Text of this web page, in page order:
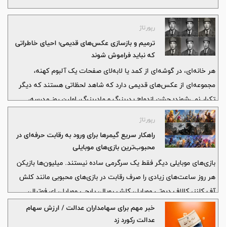
رپورتاژ
ترمیم و بازسازی عکس‌های قدیمی؛ احیای خاطراتی
که نباید فراموش شوند
هر خانه‌ای، در گوشه‌ای از کمد یا لابه‌لای صفحات یک آلبوم کهنه،
مجموعه‌ای از عکس‌های قدیمی دارد که شاهد لحظاتی هستند که دیگر
تکرار نمی‌شوند؛ جشن ازدواج پدربزرگ و مادربزرگ، اولین روز مدرسه،
سفرهای خانوادگی و چهره‌ی عزیزانی که امروز دیگر در کنارمان نیستند.
این عکس‌ها فقط تکه‌کاغذهایی با ترکیبی از نور و سایه نیستند؛ آن‌ها
روایتگر هویت خانوادگی و پل ارتباطی میان نسل‌هاست. با این حال، گذر
رپورتاژ
راهکار سریع گیمرها برای ورود به رقابت حرفه‌ای در
محبوب‌ترین بازی‌های موبایلی
بازی‌های موبایلی دیگر فقط یک سرگرمی ساده نیستند. میلیون‌ها بازیکن
هر روز ساعت‌های زیادی را صرف رقابت در بازی‌های محبوبی مانند کلش
آف کلنز، کالاف دیوتی موبایل، کلش رویال، پابجی موبایل، ای فوتبال،
موبایل لجندز و براول استارز می‌کنند. بسیاری از گیمرها علاقه دارند بدون
اتلاف زمان و عبور از مراحل ابتدایی، مستقیماً وارد رقابت‌های جدی و سطح
خبر مهم برای سهامداران عدالت / ارزش سهام
عدالت رکورد زد